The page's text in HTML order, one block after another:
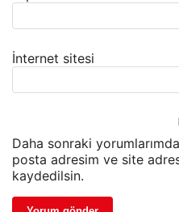
İnternet sitesi
Daha sonraki
posta adresim ve site
kaydedilsin.